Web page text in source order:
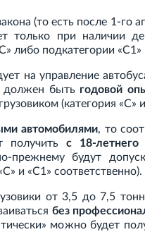
(то есть после 1-го
только при наличии
либо подкатегории «C1»
на управление
должен быть годовой
(категория «C»
автомобилями, то
получить с 18-летнего
прежнему будут
и «C1» соответственно).
от 3,5 до 7,5
без
можно будет